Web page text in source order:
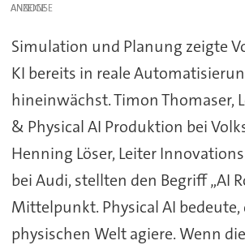
ANZEIGE
Simulation und Planung zeigte
KI bereits in reale
hineinwächst. Timon Thomaser,
& Physical AI Produktion bei
Henning Löser, Leiter
bei Audi, stellten den Begriff „AI
Mittelpunkt. Physical AI bedeute,
physischen Welt agiere. Wenn